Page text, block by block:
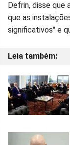
Defrin, disse que
que as
significativos" e